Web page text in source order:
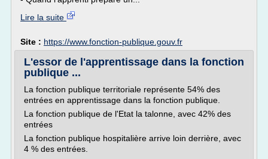
Lire la suite
Site : https://www.fonction-publique.gouv.fr
L'essor de l'apprentissage dans la fonction
publique ...
La fonction publique territoriale représente 54% des
entrées en apprentissage dans la fonction publique.
La fonction publique de l'Etat la talonne, avec 42% des
entrées
La fonction publique hospitalière arrive loin derrière, avec
4 % des entrées.